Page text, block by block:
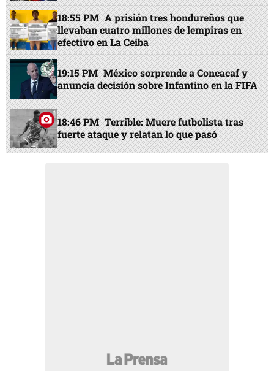
18:55 PM A prisión tres hondureños que
llevaban cuatro millones de lempiras en
efectivo en La Ceiba
19:15 PM México sorprende a Concacaf y
anuncia decisión sobre Infantino en la FIFA
18:46 PM Terrible: Muere futbolista tras
fuerte ataque y relatan lo que pasó